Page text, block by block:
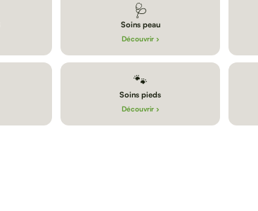
🩺
Soins peau
Découvrir ›
🐾
Soins pieds
Découvrir ›